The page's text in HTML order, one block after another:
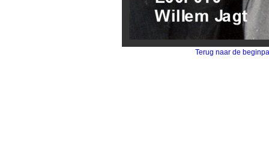
Terug naar de